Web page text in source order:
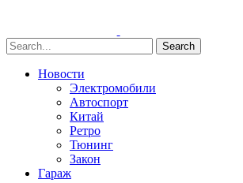
Search
Новости
Электромобили
Автоспорт
Китай
Ретро
Тюнинг
Закон
Гараж